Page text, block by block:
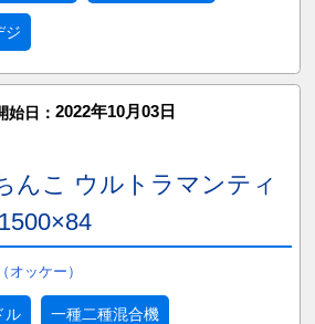
ジ
始日： 2022年10月03日
んこ ウルトラマンティ
オッケー）
ル 一種二種混合機